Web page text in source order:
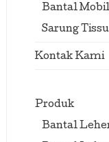
Bantal Mobil
Sarung
Kontak Kami
Produk
Bantal